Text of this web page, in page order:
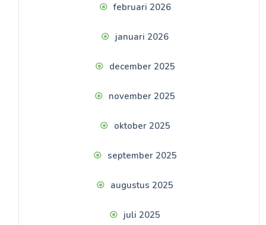
februari 2026
januari 2026
december 2025
november 2025
oktober 2025
september 2025
augustus 2025
juli 2025